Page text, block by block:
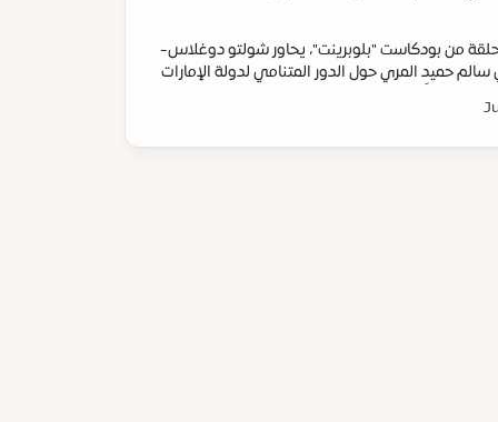
من بودكاست "بلوبرينت"، يحاور شولتو دوغلاس-
حميد المري حول الدور المتنامي لدولة الإمارات
القمرية ومهمات استكشاف المريخ.